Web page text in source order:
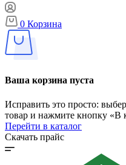
0 Корзина
Ваша корзина пуста
Исправить это просто:
товар и нажмите кнопку «В
Перейти в каталог
Скачать прайс